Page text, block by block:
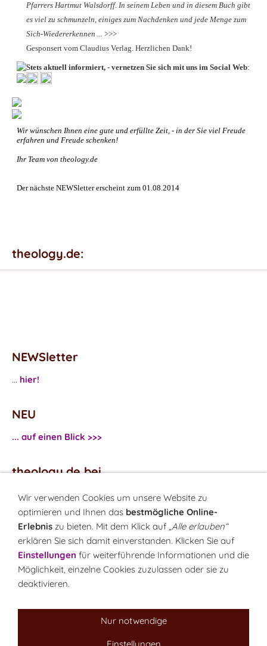
Pfarrers Hartmut Walsdorff. In seinem Leben und in diesem Buch gibt
es viel zu schmunzeln, einiges zum Nachdenken und jede Menge zum
Sich-Wiedererkennen ... >>>
Gesponsert vom Claudius Verlag. Herzlichen Dank!
Stets aktuell informiert, - vernetzen Sie sich mit uns im Social Web:
Wir wünschen Ihnen eine gute und erfüllte Zeit, - in der Sie viel Freude
erfahren und Freude schenken!
Ihr Team von theology.de
Der nächste NEWSletter erscheint zum 01.08.2014
theology.de:
NEWSletter
... hier!
NEU
... auf einen Blick >>>
theology.de bei
...Facebook
...Twitter
Monatsrätsel
Rätseln & Gewinnen!
Wir verwenden Cookies um unsere Website zu
optimieren und Ihnen das bestmögliche Online-
Erlebnis zu bieten. Mit dem Klick auf „Alle erlauben“
erklären Sie sich damit einverstanden. Klicken Sie auf
Einstellungen für weiterführende Informationen und die
Möglichkeit, einzelne Cookies zuzulassen oder sie zu
deaktivieren.
Nur notwendige